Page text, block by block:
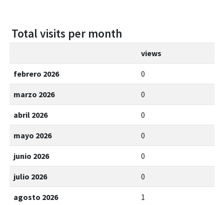
Total visits per month
views
febrero 2026 0
marzo 2026 0
abril 2026 0
mayo 2026 0
junio 2026 0
julio 2026 0
agosto 2026 1